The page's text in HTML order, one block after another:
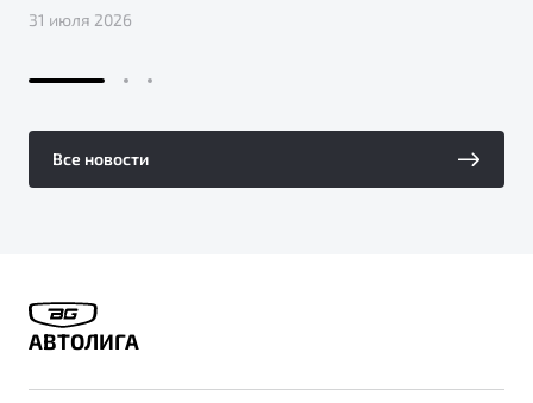
31 июля 2026
Все новости
АВТОЛИГА